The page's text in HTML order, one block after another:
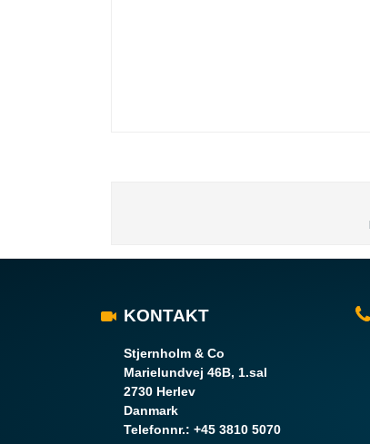
KONTAKT
Stjernholm & Co
Marielundvej 46B, 1.sal
2730 Herlev
Danmark
Telefonnr.: +45 3810 5070